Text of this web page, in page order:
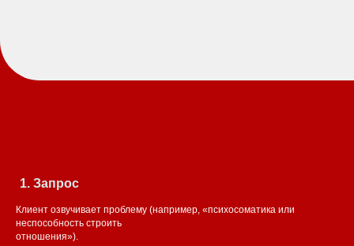
Запрос
Клиент озвучивает проблему (например, «психосоматика или
неспособность строить
отношения»).